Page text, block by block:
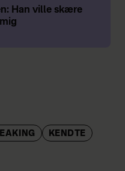
Han ville skære
KENDTE